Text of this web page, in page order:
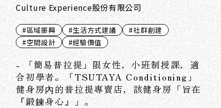
Culture Experience股份有限公司
#區域振興 #生活方式建議
#社群創建
#空間設計
#經驗價值
- 「簡易普拉提」限女性，小班制授課，適
合初學者。「TSUTAYA Conditioning」
健身房內的普拉提專賣店，該健身房「旨在
『鍛鍊身心』」。